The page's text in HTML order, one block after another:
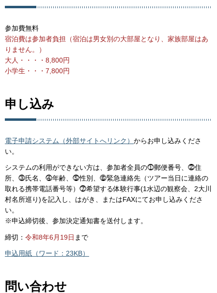
参加費無料
宿泊費は参加者負担（宿泊は男女別の大部屋となり、家族部屋はあ
りません。）
大人・・・・8,800円
小学生・・・7,800円
申し込み
電子申請システム（外部サイトへリンク） からお申し込みくださ
い。
システムの利用ができない方は、参加者全員の⓵郵便番号、⓶住
所、⓷氏名、⓸年齢、⓹性別、⓺緊急連絡先（ツアー当日に連絡の
取れる携帯電話番号等）⓻希望する体験行事(1水辺の観察会、2大川
村名所巡り)を記入し、はがき、またはFAXにてお申し込みくださ
い。
※申込締切後、参加決定通知書を送付します。
締切： 令和8年6月19日 まで
申込用紙（ワード：23KB）
問い合わせ